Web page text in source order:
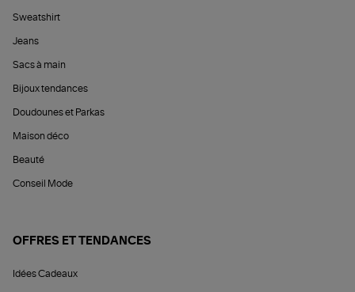
Sweatshirt
Jeans
Sacs à main
Bijoux tendances
Doudounes et Parkas
Maison déco
Beauté
Conseil Mode
OFFRES ET TENDANCES
Idées Cadeaux